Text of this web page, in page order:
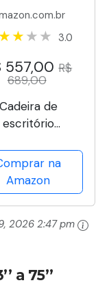
3.0
557,00R$
689,00
Cadeira de
escritório
home office
apoio para os
e encosto
（Preto）
na
Amazon
2026 2:47 pm
a 75’’